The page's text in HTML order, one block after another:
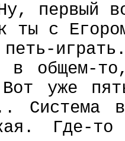
первый
ты с
петь-
в общем-
уже
Система
Где-